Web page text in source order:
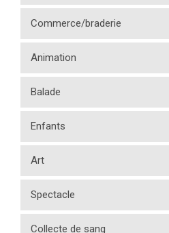
Commerce/braderie
Animation
Balade
Enfants
Art
Spectacle
Collecte de sang